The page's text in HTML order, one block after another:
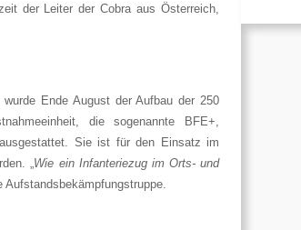
der Leiter der Cobra aus Österreich,
Ende August der Aufbau der 250
die sogenannte BFE+,
Sie ist für den Einsatz im
„ Wie ein Infanteriezug im Orts- und